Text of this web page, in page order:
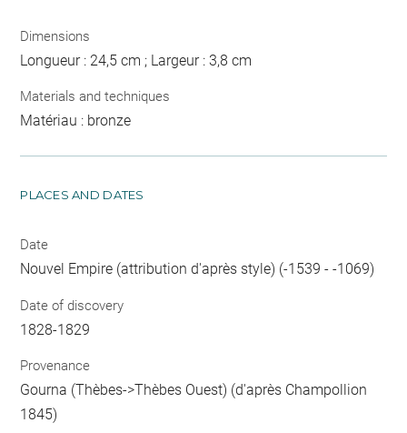
Dimensions
Longueur : 24,5 cm ; Largeur : 3,8 cm
Materials and techniques
Matériau : bronze
PLACES AND DATES
Date
Nouvel Empire (attribution d'après style) (-1539 - -1069)
Date of discovery
1828-1829
Provenance
Gourna (Thèbes->Thèbes Ouest) (d'après Champollion
1845)